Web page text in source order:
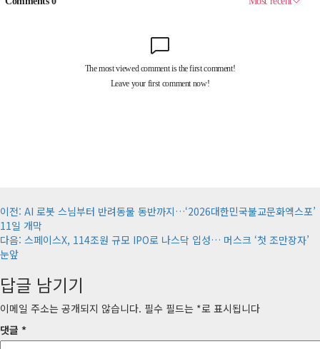
게
시
물
내
비
게
이전: AI 로봇 스님부터 반려동물 동반까지…‘2026대한민국불교문화엑스포’
11일 개막
다음: 스페이스X, 114조원 규모 IPO로 나스닥 입성… 머스크 ‘첫 조만장자’
눈앞
답글 남기기
이메일 주소는 공개되지 않습니다. 필수 필드는 *로 표시됩니다
댓글 *